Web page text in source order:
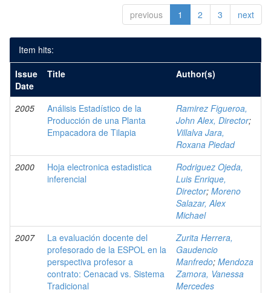
previous 1 2 3 next
Item hits:
Issue
Date
Title Author(s)
2005
Análisis Estadístico de la
Producción de una Planta
Empacadora de Tilapia
Ramirez Figueroa,
John Alex, Director;
Villalva Jara,
Roxana Piedad
2000
Hoja electronica estadistica
inferencial
Rodriguez Ojeda,
Luis Enrique,
Director; Moreno
Salazar, Alex
Michael
2007
La evaluación docente del
profesorado de la ESPOL en la
perspectiva profesor a
contrato: Cenacad vs. Sistema
Tradicional
Zurita Herrera,
Gaudencio
Manfredo; Mendoza
Zamora, Vanessa
Mercedes